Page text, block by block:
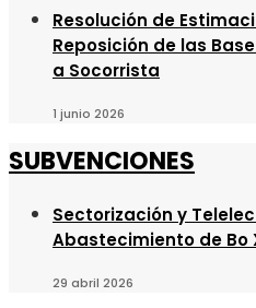
Resolución de
Reposición de las
a Socorrista
1 junio 2026
SUBVENCIONES
Sectorización y
Abastecimiento de Bo
29 abril 2026